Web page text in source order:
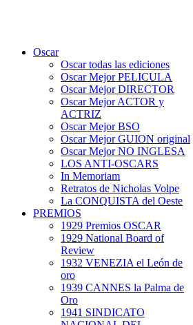
Oscar
Oscar todas las ediciones
Oscar Mejor PELICULA
Oscar Mejor DIRECTOR
Oscar Mejor ACTOR y
ACTRIZ
Oscar Mejor BSO
Oscar Mejor GUION original
Oscar Mejor NO INGLESA
LOS ANTI-OSCARS
In Memoriam
Retratos de Nicholas Volpe
La CONQUISTA del Oeste
PREMIOS
1929 Premios OSCAR
1929 National Board of
Review
1932 VENEZIA el León de
oro
1939 CANNES la Palma de
Oro
1941 SINDICATO